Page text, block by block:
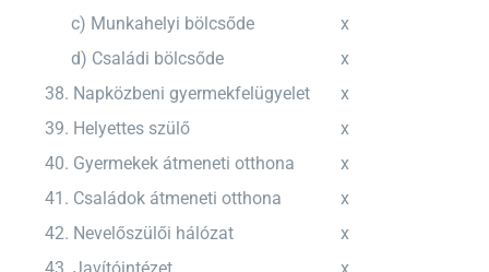
c) Munkahelyi bölcsőde
x
d) Családi bölcsőde
x
38. Napközbeni gyermekfelügyelet
x
39. Helyettes szülő
x
40. Gyermekek átmeneti otthona
x
41. Családok átmeneti otthona
x
42. Nevelőszülői hálózat
x